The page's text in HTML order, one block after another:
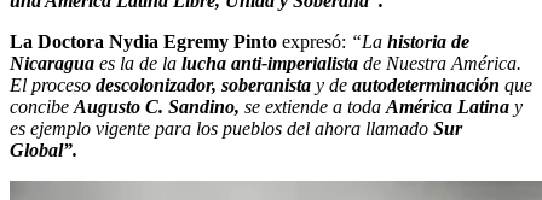
La Doctora Nydia Egremy Pinto expresó: “La historia de
Nicaragua es la de la lucha anti-imperialista de Nuestra América.
El proceso descolonizador, soberanista y de autodeterminación que
concibe Augusto C. Sandino, se extiende a toda América Latina y
es ejemplo vigente para los pueblos del ahora llamado Sur
Global”.